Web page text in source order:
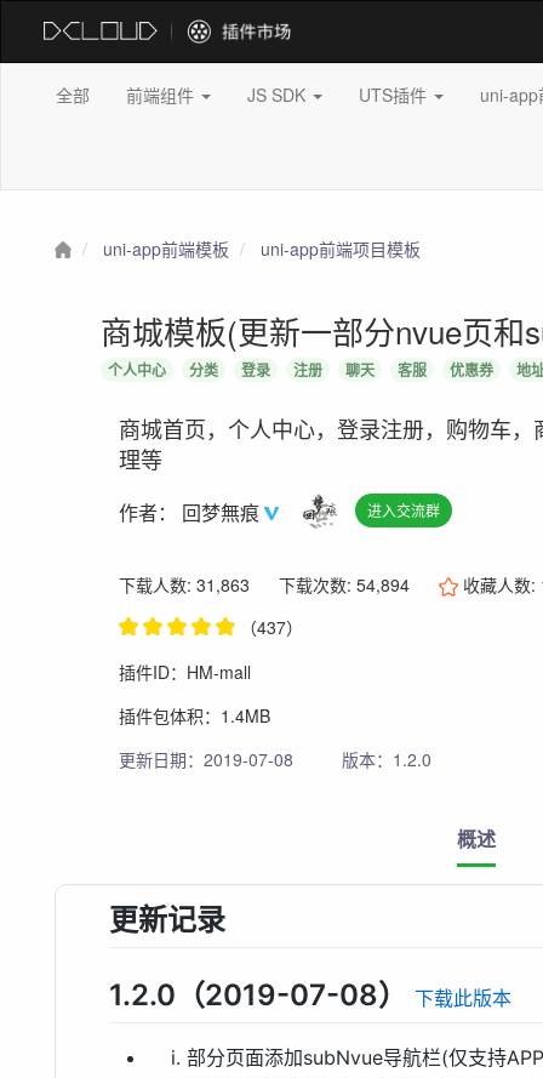
全部 前端组件 JS SDK UTS插件 uni-
uni-app前端模板 uni-app前端项目模板
商城模板(更新一部分nvue页
个人中心 分类 登录 注册 聊天 客服 优惠券 地
商城首页，个人中心，登录注册，购物车
理等
作者： 回梦無痕 进入交流群
下载人数: 31,863 下载次数: 54,894 收藏人数:
（437）
插件ID：HM-mall
插件包体积：1.4MB
更新日期：2019-07-08
版本：1.2.0
概述
更新记录
1.2.0（2019-07-08） 下载此版本
部分页面添加subNvue导航栏(仅支持